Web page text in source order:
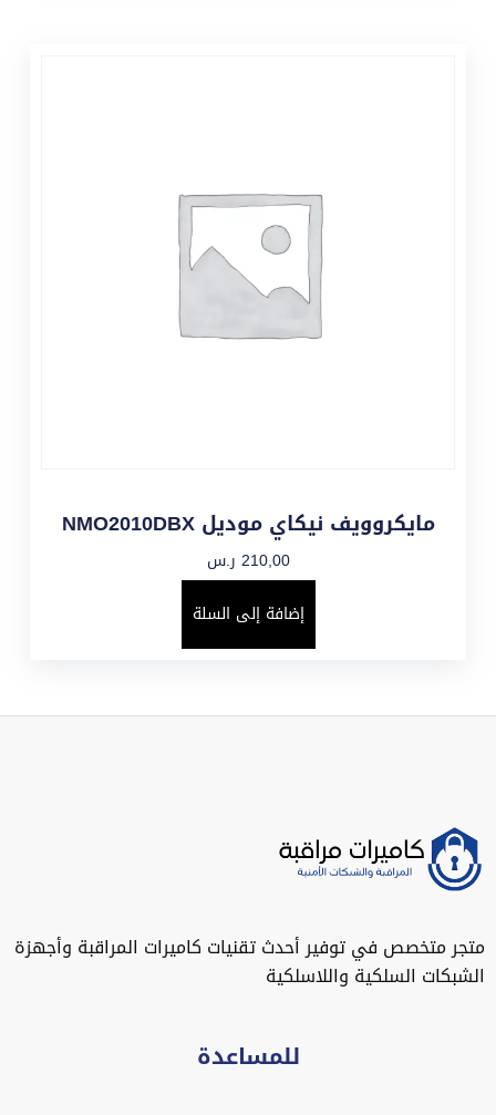
مايكروويف نيكاي موديل NMO2010DBX
210,00 ر.س
إضافة إلى السلة
متجر متخصص في توفير أحدث تقنيات كاميرات المراقبة وأجهزة
الشبكات السلكية واللاسلكية
للمساعدة